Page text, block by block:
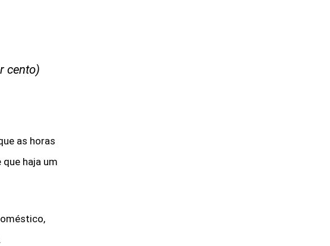
cento)
as horas
haja um